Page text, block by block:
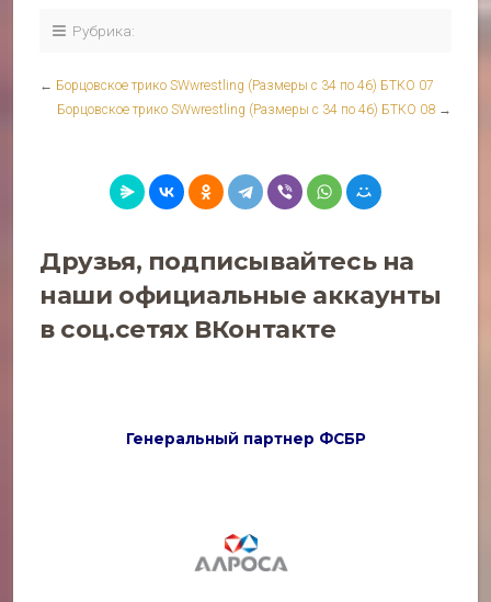
Рубрика:
← Борцовское трико SWwrestling (Размеры с 34 по 46) БТКО 07
Борцовское трико SWwrestling (Размеры с 34 по 46) БТКО 08 →
Друзья, подписывайтесь на
наши официальные аккаунты
в соц.сетях ВКонтакте
Генеральный партнер ФСБР